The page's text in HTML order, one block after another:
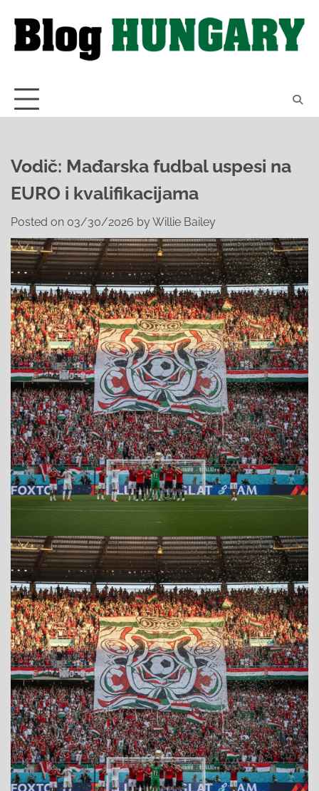
content
Vodič: Mađarska fudbal uspesi na
EURO i kvalifikacijama
Posted on 03/30/2026 byWillie Bailey